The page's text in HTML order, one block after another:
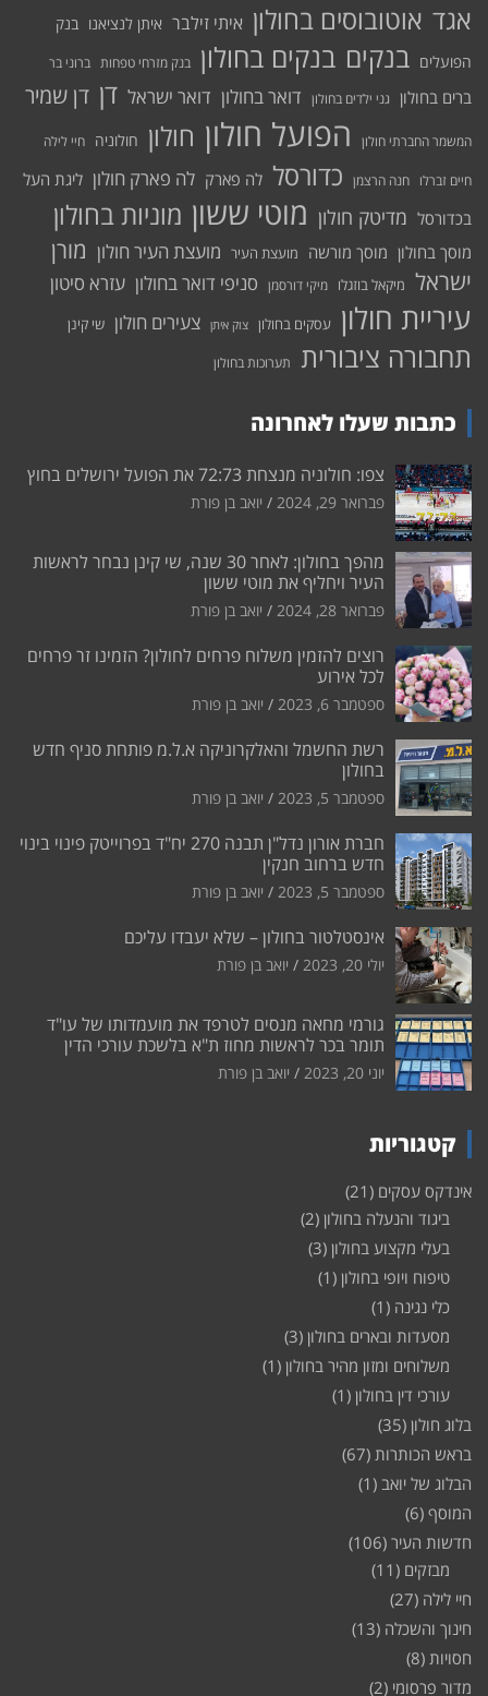
אגד אוטובוסים בחולון איתי זילבר איתן לנציאנו בנק
הפועלים בנקים בנקים בחולון בנק מזרחי טפחות ברוני בר
ברים בחולון גני ילדים בחולון דואר בחולון דואר ישראל דן דן שמיר
המשמר החברתי חולון הפועל חולון חולון חולוניה חיי לילה
חיים זברלו חנה הרצמן כדורסל לה פארק לה פארק חולון ליגת העל
בכדורסל מדיטק חולון מוטי ששון מוניות בחולון
מוסך בחולון מוסך מורשה מועצת העיר מועצת העיר חולון מורן
ישראל מיקאל בוזגלו מיקי דורסמן סניפי דואר בחולון עזרא סיטון
עיריית חולון עסקים בחולון צוק איתן צעירים חולון שי קינן
תחבורה ציבורית תערוכות בחולון
כתבות שעלו לאחרונה
צפו: חולוניה מנצחת 72:73 את הפועל ירושלים בחוץ
פברואר 29, 2024 יואב בן פורת
מהפך בחולון: לאחר 30 שנה, שי קינן נבחר לראשות
העיר ויחליף את מוטי ששון
פברואר 28, 2024 יואב בן פורת
רוצים להזמין משלוח פרחים לחולון? הזמינו זר פרחים
לכל אירוע
ספטמבר 6, 2023 יואב בן פורת
רשת החשמל והאלקרוניקה א.ל.מ פותחת סניף חדש
בחולון
ספטמבר 5, 2023 יואב בן פורת
חברת אורון נדל"ן תבנה 270 יח"ד בפרוייטק פינוי בינוי
חדש ברחוב חנקין
ספטמבר 5, 2023 יואב בן פורת
אינסטלטור בחולון – שלא יעבדו עליכם
יולי 20, 2023 יואב בן פורת
גורמי מחאה מנסים לטרפד את מועמדותו של עו"ד
תומר בכר לראשות מחוז ת"א בלשכת עורכי הדין
יוני 20, 2023 יואב בן פורת
קטגוריות
אינדקס עסקים (21)
ביגוד והנעלה בחולון (2)
בעלי מקצוע בחולון (3)
טיפוח ויופי בחולון (1)
כלי נגינה (1)
מסעדות ובארים בחולון (3)
משלוחים ומזון מהיר בחולון (1)
עורכי דין בחולון (1)
בלוג חולון (35)
בראש הכותרות (67)
הבלוג של יואב (1)
המוסף (6)
חדשות העיר (106)
מבזקים (11)
חיי לילה (27)
חינוך והשכלה (13)
חסויות (8)
מדור פרסומי (2)